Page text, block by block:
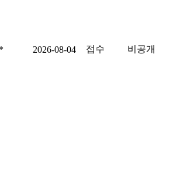
2026-08-04 접수 비공개